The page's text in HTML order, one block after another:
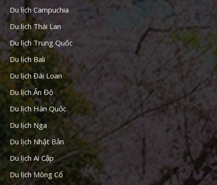
Du lịch Campuchia
Du lịch Thái Lan
Du lịch Trung Quốc
Du lịch Bali
Du lịch Đài Loan
Du lịch Ấn Độ
Du lịch Hàn Quốc
Du lịch Nga
Du lịch Nhật Bản
Du lịch Ai Cập
Du lịch Mông Cổ